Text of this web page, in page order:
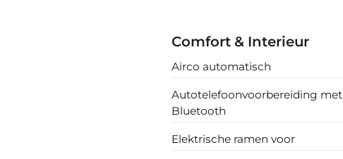
Comfort & Interieur
Airco automatisch
Autotelefoonvoorbereiding met
Bluetooth
Elektrische ramen voor